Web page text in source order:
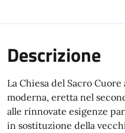
Descrizione
La Chiesa del Sacro
moderna, eretta nel
alle rinnovate esigenze
in sostituzione della